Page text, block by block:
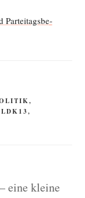
Par­tei­tags­be­
,
LDK13,
eine kleine